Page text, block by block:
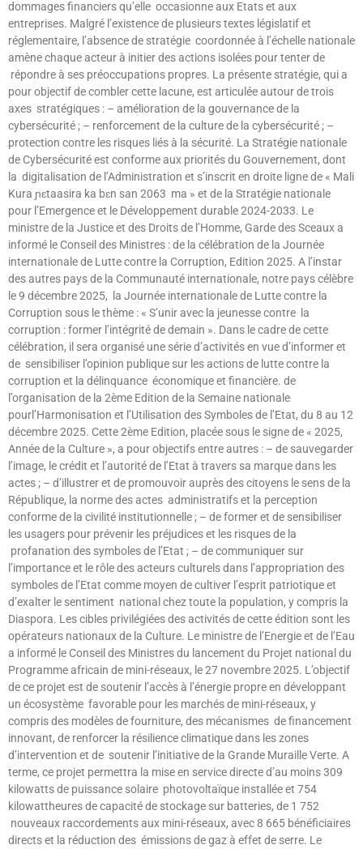
dommages financiers qu’elle occasionne aux Etats et aux
entreprises. Malgré l’existence de plusieurs textes législatif et
réglementaire, l’absence de stratégie coordonnée à l’échelle nationale
amène chaque acteur à initier des actions isolées pour tenter de
répondre à ses préoccupations propres. La présente stratégie, qui a
pour objectif de combler cette lacune, est articulée autour de trois
axes stratégiques : – amélioration de la gouvernance de la
cybersécurité ; – renforcement de la culture de la cybersécurité ; –
protection contre les risques liés à la sécurité. La Stratégie nationale
de Cybersécurité est conforme aux priorités du Gouvernement, dont
la digitalisation de l’Administration et s’inscrit en droite ligne de « Mali
Kura ɲɛtaasira ka bɛn san 2063 ma » et de la Stratégie nationale
pour l’Emergence et le Développement durable 2024-2033. Le
ministre de la Justice et des Droits de l’Homme, Garde des Sceaux a
informé le Conseil des Ministres : de la célébration de la Journée
internationale de Lutte contre la Corruption, Edition 2025. A l’instar
des autres pays de la Communauté internationale, notre pays célèbre
le 9 décembre 2025, la Journée internationale de Lutte contre la
Corruption sous le thème : « S’unir avec la jeunesse contre la
corruption : former l’intégrité de demain ». Dans le cadre de cette
célébration, il sera organisé une série d’activités en vue d’informer et
de sensibiliser l’opinion publique sur les actions de lutte contre la
corruption et la délinquance économique et financière. de
l’organisation de la 2ème Edition de la Semaine nationale
pourl’Harmonisation et l’Utilisation des Symboles de l’Etat, du 8 au 12
décembre 2025. Cette 2ème Edition, placée sous le signe de « 2025,
Année de la Culture », a pour objectifs entre autres : – de sauvegarder
l’image, le crédit et l’autorité de l’Etat à travers sa marque dans les
actes ; – d’illustrer et de promouvoir auprès des citoyens le sens de la
République, la norme des actes administratifs et la perception
conforme de la civilité institutionnelle ; – de former et de sensibiliser
les usagers pour prévenir les préjudices et les risques de la
profanation des symboles de l’Etat ; – de communiquer sur
l’importance et le rôle des acteurs culturels dans l’appropriation des
symboles de l’Etat comme moyen de cultiver l’esprit patriotique et
d’exalter le sentiment national chez toute la population, y compris la
Diaspora. Les cibles privilégiées des activités de cette édition sont les
opérateurs nationaux de la Culture. Le ministre de l’Energie et de l’Eau
a informé le Conseil des Ministres du lancement du Projet national du
Programme africain de mini-réseaux, le 27 novembre 2025. L’objectif
de ce projet est de soutenir l’accès à l’énergie propre en développant
un écosystème favorable pour les marchés de mini-réseaux, y
compris des modèles de fourniture, des mécanismes de financement
innovant, de renforcer la résilience climatique dans les zones
d’intervention et de soutenir l’initiative de la Grande Muraille Verte. A
terme, ce projet permettra la mise en service directe d’au moins 309
kilowatts de puissance solaire photovoltaïque installée et 754
kilowattheures de capacité de stockage sur batteries, de 1 752
nouveaux raccordements aux mini-réseaux, avec 8 665 bénéficiaires
directs et la réduction des émissions de gaz à effet de serre. Le